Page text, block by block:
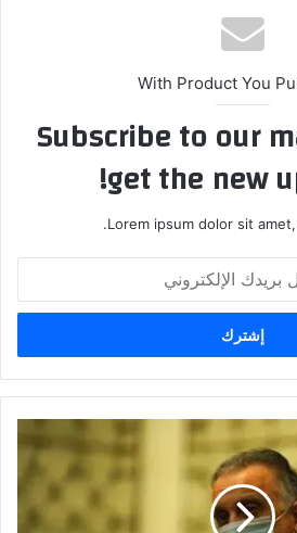
With Product You
Subscribe to our
get the new
Lorem ipsum dolor sit